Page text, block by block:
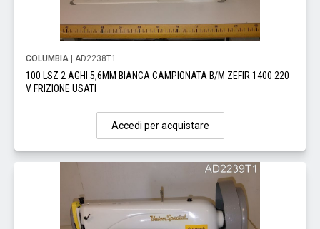
COLUMBIA | AD2238T1
100 LSZ 2 AGHI 5,6MM BIANCA CAMPIONATA B/M ZEFIR 1400 220
V FRIZIONE USATI
Accedi per acquistare